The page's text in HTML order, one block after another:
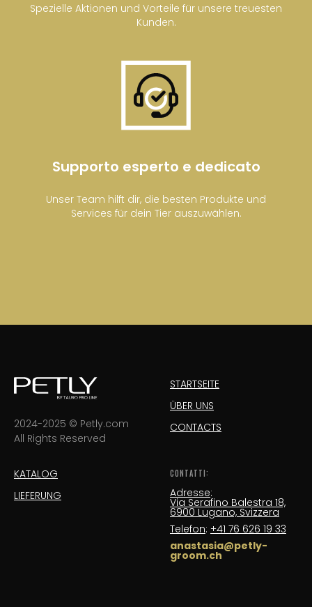
Spezielle Aktionen und Vorteile für unsere treuesten
Kunden.
Supporto esperto e dedicato
Unser Team hilft dir, die besten Produkte und
Services für dein Tier auszuwählen.
2024-2025 © Petly.com
All Rights Reserved
STARTSEITE
ÜBER UNS
CONTACTS
KATALOG
LIEFERUNG
CONTATTI:
Adresse:
Via Serafino Balestra 18,
6900 Lugano, Svizzera
Telefon: +41 76 626 19 33
anastasia@petly-
groom.ch